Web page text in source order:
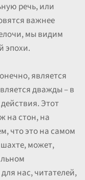
речь, или
важнее
мы видим
эпохи.
является
дважды – в
Этот
на стон, на
что это на самом
может,
нас, читателей,